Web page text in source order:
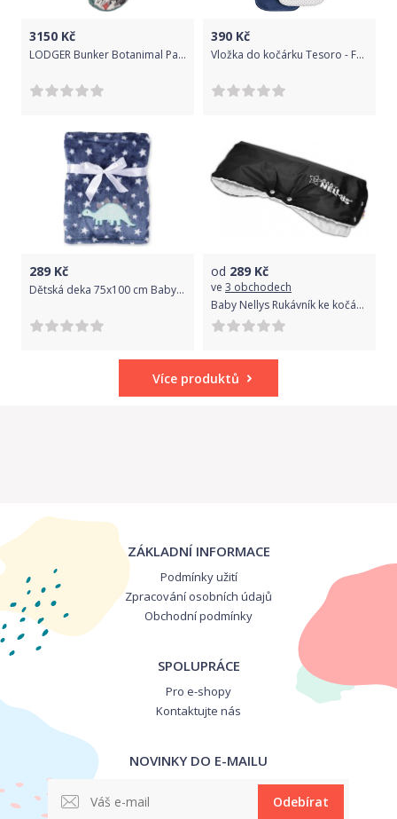
3150 Kč
LODGER Bunker Botanimal Parrot
390 Kč
Vložka do kočárku Tesoro - Fabio
289 Kč
Dětská deka 75x100 cm Baby Matex Ricco
od 289 Kč
ve 3 obchodech
Baby Nellys Rukávník ke kočárku Baby Nellys ® minky - bílá/černý
Více produktů
ZÁKLADNÍ INFORMACE
Podmínky užití
Zpracování osobních údajů
Obchodní podmínky
SPOLUPRÁCE
Pro e-shopy
Kontaktujte nás
NOVINKY DO E-MAILU
Odebírat